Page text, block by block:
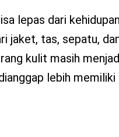
lepas dari
jaket, tas, sepatu,
kulit masih
lebih